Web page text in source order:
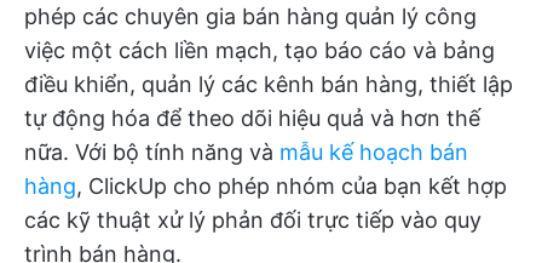
phép các chuyên gia bán hàng quản lý công
việc một cách liền mạch, tạo báo cáo và bảng
điều khiển, quản lý các kênh bán hàng, thiết lập
tự động hóa để theo dõi hiệu quả và hơn thế
nữa. Với bộ tính năng và mẫu kế hoạch bán
hàng, ClickUp cho phép nhóm của bạn kết hợp
các kỹ thuật xử lý phản đối trực tiếp vào quy
trình bán hàng.